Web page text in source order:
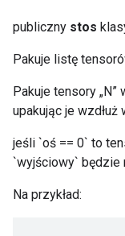
publiczny stos
Pakuje listę
Pakuje tensory
upakując je wzdłuż
jeśli `oś == 0` to
`wyjściowy` będzie
Na przykład: